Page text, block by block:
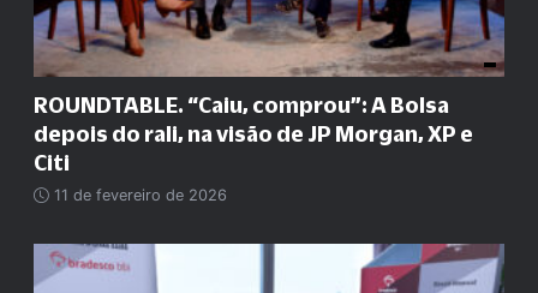
ROUNDTABLE. “Caiu, comprou”: A Bolsa
depois do rali, na visão de JP Morgan, XP e
Citi
11 de fevereiro de 2026